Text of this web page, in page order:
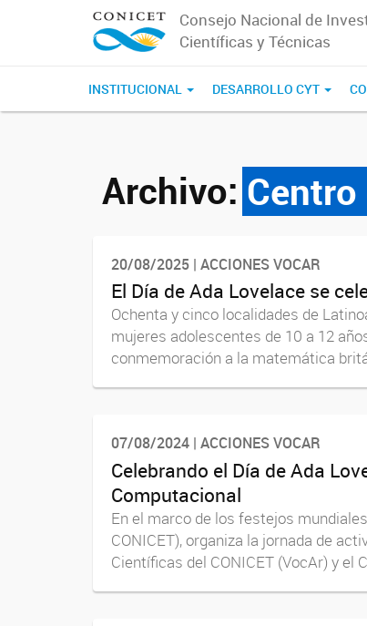
Consejo Nacional de
Científicas y Técnicas
INSTITUCIONAL DESARROLLO CYT
Archivo:
20/08/2025 | ACCIONES VOCAR
El Día de Ada Lovelace se
Ochenta y cinco localidades de
mujeres adolescentes de 10 a 12
conmemoración a la matemática
07/08/2024 | ACCIONES VOCAR
Celebrando el Día de Ada
Computacional
En el marco de los festejos
CONICET), organiza la jornada de
Científicas del CONICET (VocAr) y el